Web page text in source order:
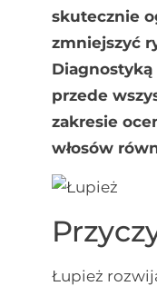
skutecznie
zmniejszyć
przede
zakresie
włosów
Łupież